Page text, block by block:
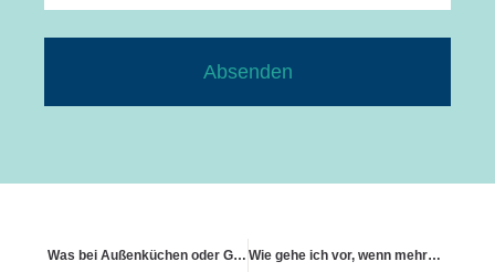
Absenden
Was bei Außenküchen oder Grillstationen gilt Wie gehe ich vor, wenn mehrere Versicherungen für denselben Schaden zuständig sind